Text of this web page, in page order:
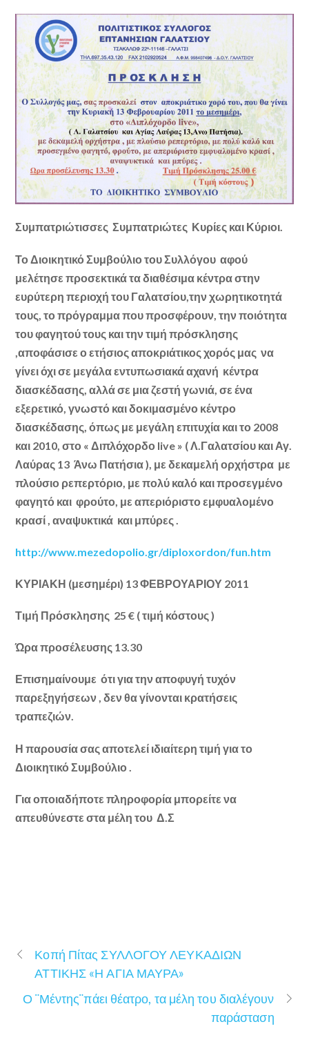
Συμπατριώτισσες Συμπατριώτες Κυρίες και Κύριοι.
Το Διοικητικό Συμβούλιο του Συλλόγου αφού
μελέτησε προσεκτικά τα διαθέσιμα κέντρα στην
ευρύτερη περιοχή του Γαλατσίου,την χωρητικοτητά
τους, το πρόγραμμα που προσφέρουν, την ποιότητα
του φαγητού τους και την τιμή πρόσκλησης
,αποφάσισε ο ετήσιος αποκριάτικος χορός μας να
γίνει όχι σε μεγάλα εντυπωσιακά αχανή κέντρα
διασκέδασης, αλλά σε μια ζεστή γωνιά, σε ένα
εξερετικό, γνωστό και δοκιμασμένο κέντρο
διασκέδασης, όπως με μεγάλη επιτυχία και το 2008
και 2010, στο « Διπλόχορδο live » ( Λ.Γαλατσίου και Αγ.
Λαύρας 13 Άνω Πατήσια ), με δεκαμελή ορχήστρα με
πλούσιο ρεπερτόριο, με πολύ καλό και προσεγμένο
φαγητό και φρούτο, με απεριόριστο εμφυαλομένο
κρασί , αναψυκτικά και μπύρες .
http://www.mezedopolio.gr/diploxordon/fun.htm
ΚΥΡΙΑΚΗ (μεσημέρι) 13 ΦΕΒΡΟΥΑΡΙΟΥ 2011
Τιμή Πρόσκλησης 25 € ( τιμή κόστους )
Ώρα προσέλευσης 13.30
Επισημαίνουμε ότι για την αποφυγή τυχόν
παρεξηγήσεων , δεν θα γίνονται κρατήσεις
τραπεζιών.
Η παρουσία σας αποτελεί ιδιαίτερη τιμή για το
Διοικητικό Συμβούλιο .
Για οποιαδήποτε πληροφορία μπορείτε να
απευθύνεστεστα μέλη του Δ.Σ
Κοπή Πίτας ΣΥΛΛΟΓΟΥ ΛΕΥΚΑΔΙΩΝ
ΑΤΤΙΚΗΣ «Η ΑΓΙΑ ΜΑΥΡΑ»
Ο ¨Μέντης¨πάει θέατρο, τα μέλη του διαλέγουν
παράσταση